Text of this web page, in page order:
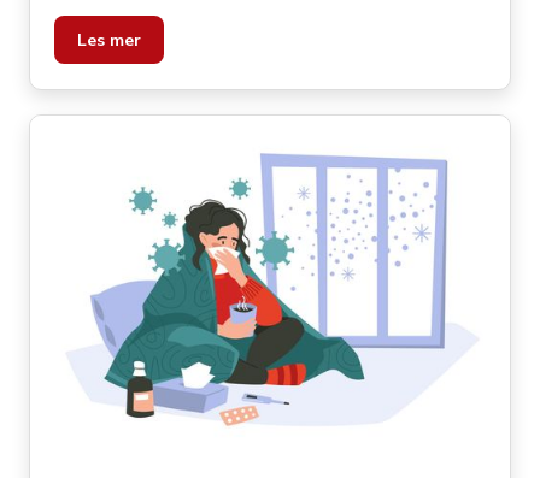
det en lang rekke forpliktelser og konkrete krav til å
sikre arbeidsmiljøet. Som vi kommer inn på nedenfor
ligger det i dette også krav til verneombud,
bedriftshelsetjeneste, et systematisk HMS arbeid mv.
Les mer